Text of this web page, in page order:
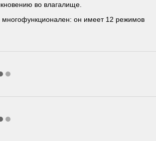
во влагалище.
многофункционален: он имеет 12 режимов